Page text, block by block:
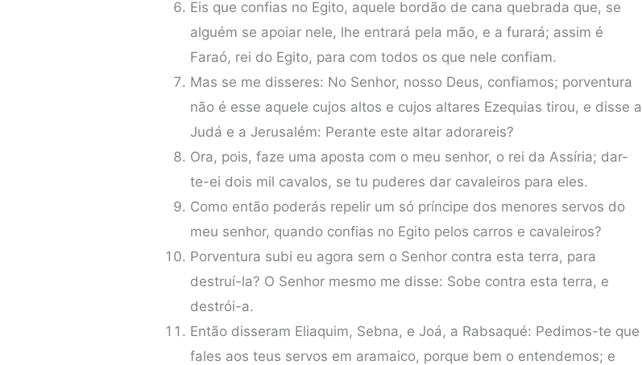
Eis que confias no Egito, aquele bordão de cana quebrada que, se
alguém se apoiar nele, lhe entrará pela mão, e a furará; assim é
Faraó, rei do Egito, para com todos os que nele confiam.
Mas se me disseres: No Senhor, nosso Deus, confiamos; porventura
não é esse aquele cujos altos e cujos altares Ezequias tirou, e disse a
Judá e a Jerusalém: Perante este altar adorareis?
Ora, pois, faze uma aposta com o meu senhor, o rei da Assíria; dar-
te-ei dois mil cavalos, se tu puderes dar cavaleiros para eles.
Como então poderás repelir um só príncipe dos menores servos do
meu senhor, quando confias no Egito pelos carros e cavaleiros?
Porventura subi eu agora sem o Senhor contra esta terra, para
destruí-la? O Senhor mesmo me disse: Sobe contra esta terra, e
destrói-a.
Então disseram Eliaquim, Sebna, e Joá, a Rabsaqué: Pedimos-te que
fales aos teus servos em aramaico, porque bem o entendemos; e